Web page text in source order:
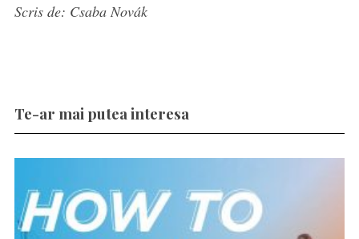
Scris de: Csaba Novák
Te-ar mai putea interesa